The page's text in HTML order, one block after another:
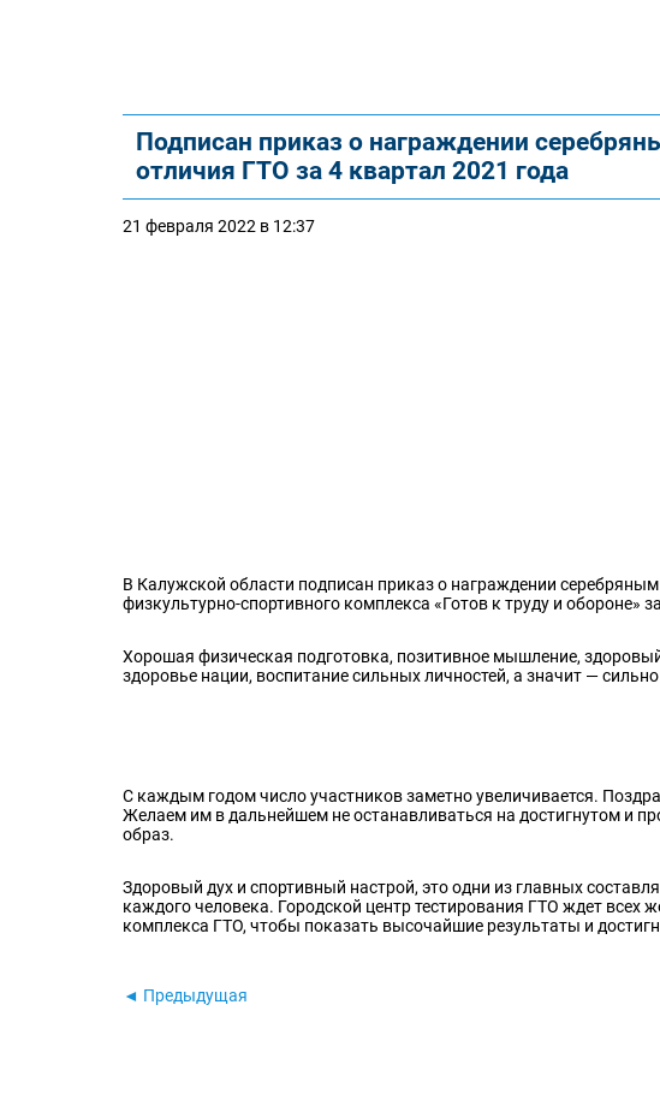
Подписан приказ о награждении
отличия ГТО за 4 квартал 2021 года
21 февраля 2022 в 12:37
В Калужской области подписан приказ о награждении
физкультурно-спортивного комплекса «Готов к труду и обороне»
Хорошая физическая подготовка, позитивное мышление,
здоровье нации, воспитание сильных личностей, а значит —
С каждым годом число участников заметно увеличивается.
Желаем им в дальнейшем не останавливаться на достигнутом и
образ.
Здоровый дух и спортивный настрой, это одни из главных
каждого человека. Городской центр тестирования ГТО ждет
комплекса ГТО, чтобы показать высочайшие результаты и
◄ Предыдущая